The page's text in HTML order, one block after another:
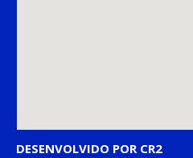
DESENVOLVIDO POR CR2